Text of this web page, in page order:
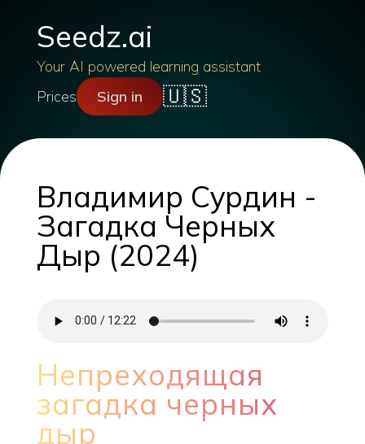
Seedz.ai
Your AI powered learning assistant
Prices
Sign in 🇺🇸
Владимир Сурдин -
Загадка Черных
Дыр (2024)
Непреходящая
загадка черных
дыр